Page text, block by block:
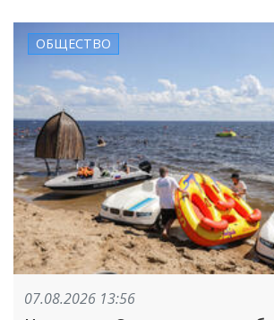
ОБЩЕСТВО
07.08.2026 13:56